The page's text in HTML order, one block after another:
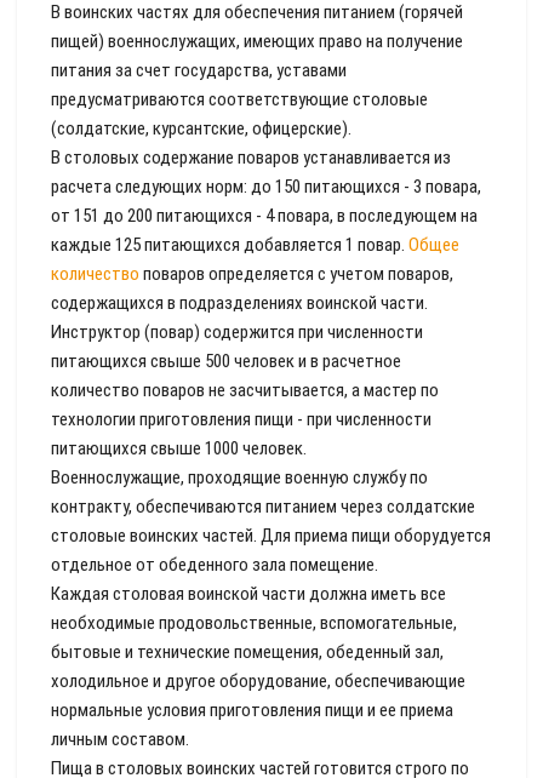
В воинских частях для обеспечения питанием (горячей
пищей) военнослужащих, имеющих право на получение
питания за счет государства, уставами
предусматриваются соответствующие столовые
(солдатские, курсантские, офицерские).
В столовых содержание поваров устанавливается из
расчета следующих норм: до 150 питающихся - 3 повара,
от 151 до 200 питающихся - 4 повара, в последующем на
каждые 125 питающихся добавляется 1 повар. Общее
количество поваров определяется с учетом поваров,
содержащихся в подразделениях воинской части.
Инструктор (повар) содержится при численности
питающихся свыше 500 человек и в расчетное
количество поваров не засчитывается, а мастер по
технологии приготовления пищи - при численности
питающихся свыше 1000 человек.
Военнослужащие, проходящие военную службу по
контракту, обеспечиваются питанием через солдатские
столовые воинских частей. Для приема пищи оборудуется
отдельное от обеденного зала помещение.
Каждая столовая воинской части должна иметь все
необходимые продовольственные, вспомогательные,
бытовые и технические помещения, обеденный зал,
холодильное и другое оборудование, обеспечивающие
нормальные условия приготовления пищи и ее приема
личным составом.
Пища в столовых воинских частей готовится строго по